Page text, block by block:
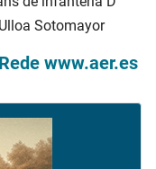
Sotomayor
www.aer.es